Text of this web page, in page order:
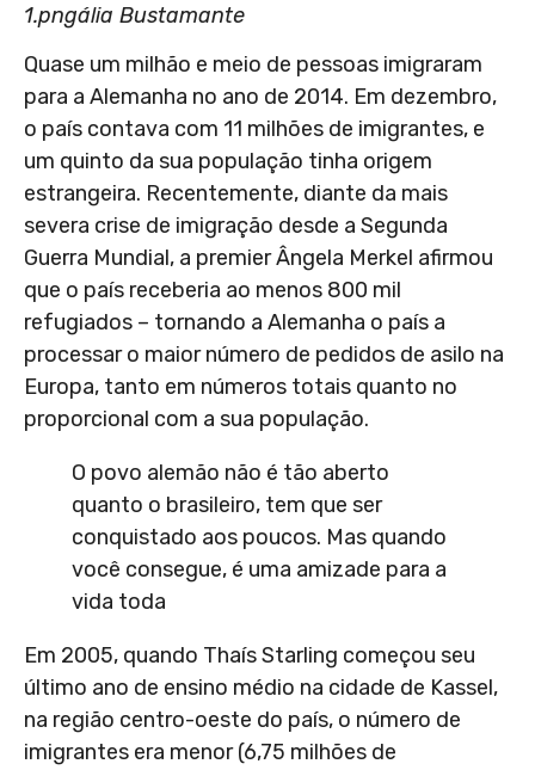
1.pngália Bustamante
Quase um milhão e meio de pessoas imigraram
para a Alemanha no ano de 2014. Em dezembro,
o país contava com 11 milhões de imigrantes, e
um quinto da sua população tinha origem
estrangeira. Recentemente, diante da mais
severa crise de imigração desde a Segunda
Guerra Mundial, a premier Ângela Merkel afirmou
que o país receberia ao menos 800 mil
refugiados – tornando a Alemanha o país a
processar o maior número de pedidos de asilo na
Europa, tanto em números totais quanto no
proporcional com a sua população.
O povo alemão não é tão aberto
quanto o brasileiro, tem que ser
conquistado aos poucos. Mas quando
você consegue, é uma amizade para a
vida toda
Em 2005, quando Thaís Starling começou seu
último ano de ensino médio na cidade de Kassel,
na região centro-oeste do país, o número de
imigrantes era menor (6,75 milhões de